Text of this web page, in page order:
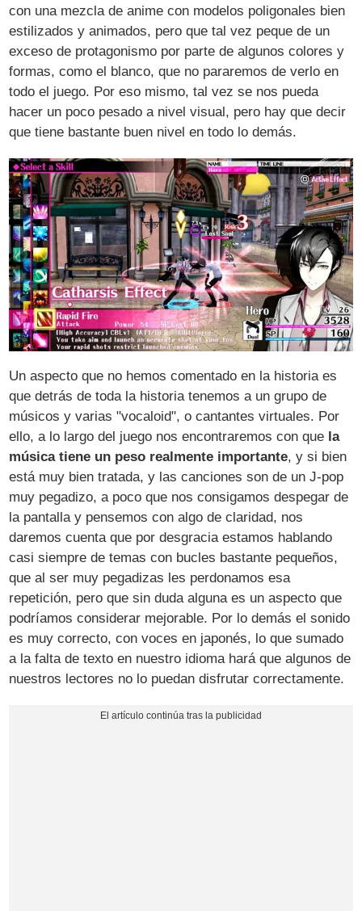
con una mezcla de anime con modelos poligonales bien
estilizados y animados, pero que tal vez peque de un
exceso de protagonismo por parte de algunos colores y
formas, como el blanco, que no pararemos de verlo en
todo el juego. Por eso mismo, tal vez se nos pueda
hacer un poco pesado a nivel visual, pero hay que decir
que tiene bastante buen nivel en todo lo demás.
Un aspecto que no hemos comentado en la historia es
que detrás de toda la historia tenemos a un grupo de
músicos y varias "vocaloid", o cantantes virtuales. Por
ello, a lo largo del juego nos encontraremos con que la
música tiene un peso realmente importante, y si bien
está muy bien tratada, y las canciones son de un J-pop
muy pegadizo, a poco que nos consigamos despegar de
la pantalla y pensemos con algo de claridad, nos
daremos cuenta que por desgracia estamos hablando
casi siempre de temas con bucles bastante pequeños,
que al ser muy pegadizas les perdonamos esa
repetición, pero que sin duda alguna es un aspecto que
podríamos considerar mejorable. Por lo demás el sonido
es muy correcto, con voces en japonés, lo que sumado
a la falta de texto en nuestro idioma hará que algunos de
nuestros lectores no lo puedan disfrutar correctamente.